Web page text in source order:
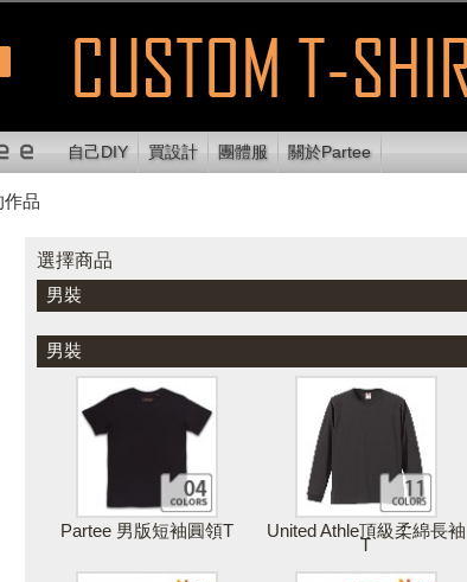
自己DIY 買設計 團體服 關於Partee
作品
切換位置
選擇商品
男裝
男裝
Partee 男版短袖圓領T United Athle頂級柔綿長袖
T